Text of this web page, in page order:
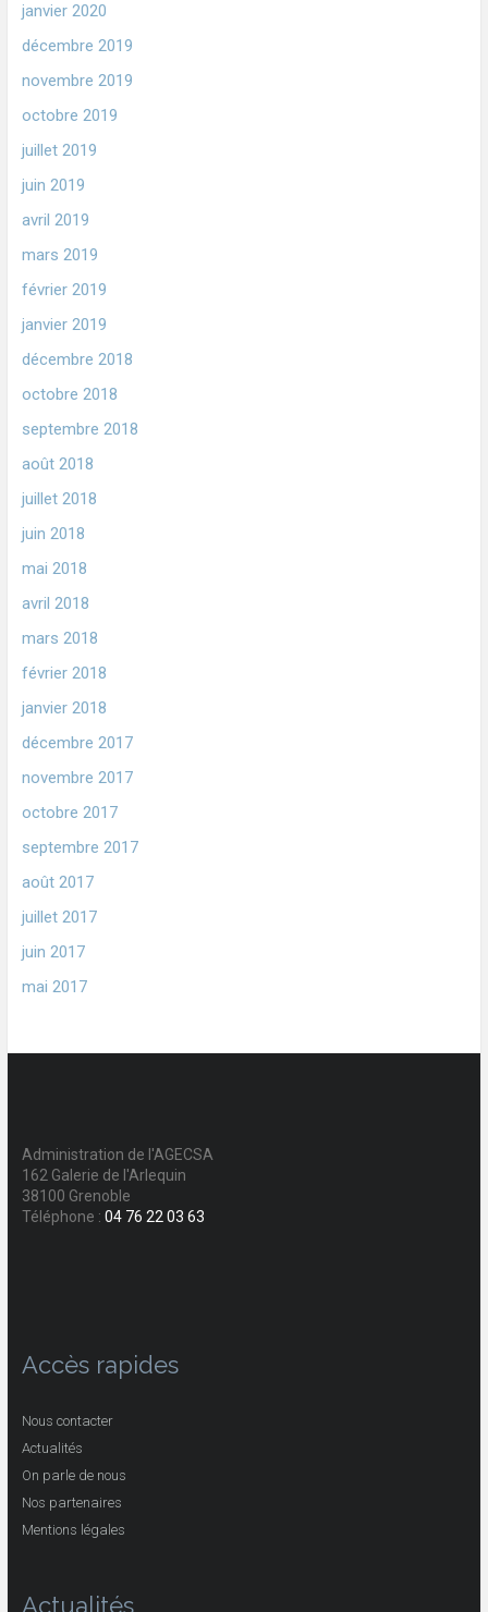
janvier 2020
décembre 2019
novembre 2019
octobre 2019
juillet 2019
juin 2019
avril 2019
mars 2019
février 2019
janvier 2019
décembre 2018
octobre 2018
septembre 2018
août 2018
juillet 2018
juin 2018
mai 2018
avril 2018
mars 2018
février 2018
janvier 2018
décembre 2017
novembre 2017
octobre 2017
septembre 2017
août 2017
juillet 2017
juin 2017
mai 2017
Administration de l'AGECSA
162 Galerie de l'Arlequin
38100 Grenoble
Téléphone : 04 76 22 03 63
Accès rapides
Nous contacter
Actualités
On parle de nous
Nos partenaires
Mentions légales
Actualités